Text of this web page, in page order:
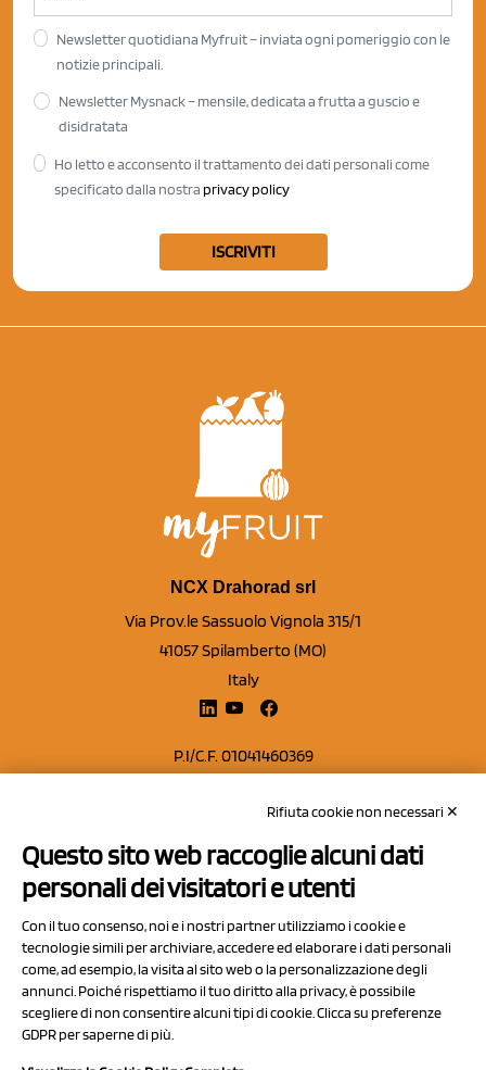
Newsletter quotidiana Myfruit – inviata ogni pomeriggio con le
notizie principali.
Newsletter Mysnack – mensile, dedicata a frutta a guscio e
disidratata
Ho letto e acconsento il trattamento dei dati personali come
specificato dalla nostra privacy policy
ISCRIVITI
NCX Drahorad srl
Via Prov.le Sassuolo Vignola 315/1
41057 Spilamberto (MO)
Italy
P.I/C.F. 01041460369
Capitale sociale Euro 50.000,00 i.v.
Contatti
Privacy Policy
Cookie Policy
Chi Siamo
Rifiuta cookie non necessari ✕
Questo sito web raccoglie alcuni dati
personali dei visitatori e utenti
Con il tuo consenso, noi e i nostri partner utilizziamo i cookie e
tecnologie simili per archiviare, accedere ed elaborare i dati personali
come, ad esempio, la visita al sito web o la personalizzazione degli
annunci. Poiché rispettiamo il tuo diritto alla privacy, è possibile
scegliere di non consentire alcuni tipi di cookie. Clicca su preferenze
GDPR per saperne di più.